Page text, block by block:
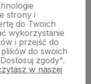
strony i
do Twoich
wykorzystanie
i przejść do
do swoich
zgody".
w naszej